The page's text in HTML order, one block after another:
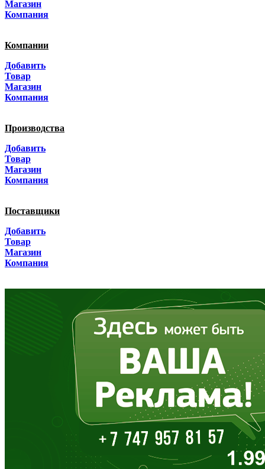
Волгоградская область
Вологодская область
Дагестан
Еврейская АО
Забайкальский край
Запорожская область
Ивановская область
Магазин
Компания
Компании
Добавить
Товар
Магазин
Компания
Производства
Добавить
Товар
Магазин
Компания
Поставщики
Добавить
Товар
Магазин
Компания